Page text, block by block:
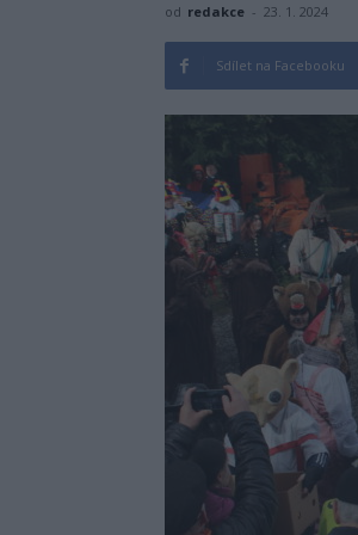
od redakce - 23. 1. 2024
Sdílet na Facebooku